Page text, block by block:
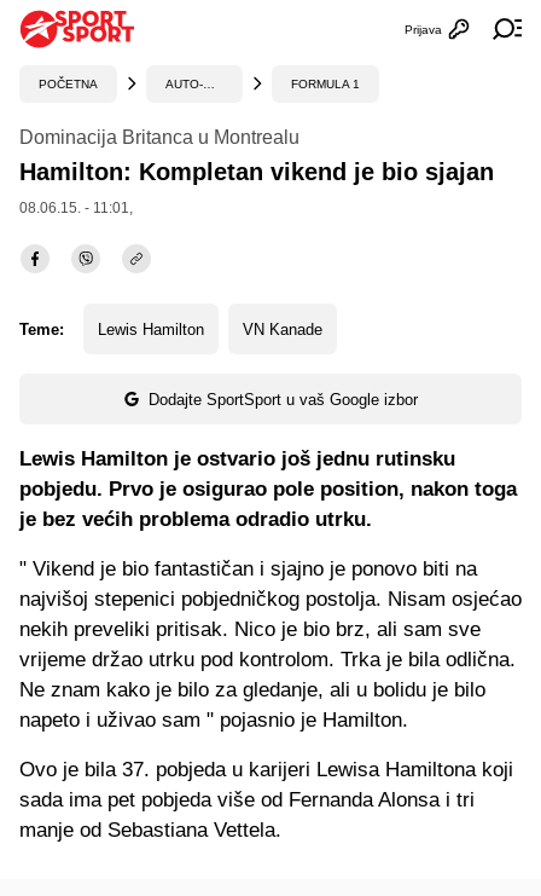
Otvori
Prijava
POČETNA FORMULA 1
Dominacija Britanca u Montrealu
Hamilton: Kompletan vikend je bio sjajan
08.06.15. - 11:01,
Teme: Lewis Hamilton VN Kanade
Dodajte SportSport u vaš Google izbor
Lewis Hamilton je ostvario još jednu rutinsku
pobjedu. Prvo je osigurao pole position, nakon toga
je bez većih problema odradio utrku.
" Vikend je bio fantastičan i sjajno je ponovo biti na
najvišoj stepenici pobjedničkog postolja. Nisam osjećao
nekih preveliki pritisak. Nico je bio brz, ali sam sve
vrijeme držao utrku pod kontrolom. Trka je bila odlična.
Ne znam kako je bilo za gledanje, ali u bolidu je bilo
napeto i uživao sam " pojasnio je Hamilton.
Ovo je bila 37. pobjeda u karijeri Lewisa Hamiltona koji
sada ima pet pobjeda više od Fernanda Alonsa i tri
manje od Sebastiana Vettela.